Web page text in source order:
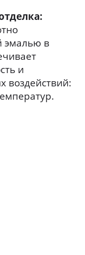
эмалью в
и
воздействий: